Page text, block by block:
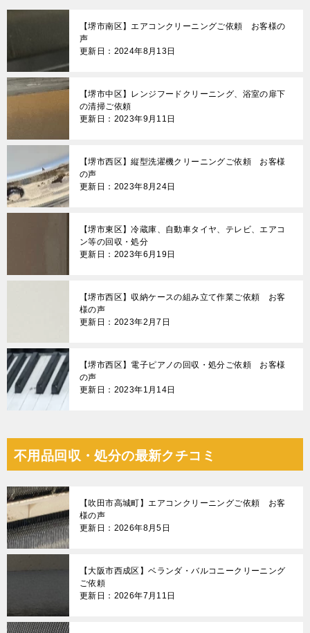
ゲ
シ
ョ
【堺市南区】エアコンクリーニングご依頼 お客様の
声
更新日：2024年8月13日
【堺市中区】レンジフードクリーニング、浴室の扉下
の清掃ご依頼
更新日：2023年9月11日
【堺市西区】縦型洗濯機クリーニングご依頼 お客様
の声
更新日：2023年8月24日
【堺市東区】冷蔵庫、自動車タイヤ、テレビ、エアコ
ン等の回収・処分
更新日：2023年6月19日
【堺市西区】収納ケースの組み立て作業ご依頼 お客
様の声
更新日：2023年2月7日
【堺市西区】電子ピアノの回収・処分ご依頼 お客様
の声
更新日：2023年1月14日
不用品回収・処分の最新クチコミ
【吹田市高城町】エアコンクリーニングご依頼 お客
様の声
更新日：2026年8月5日
【大阪市西成区】ベランダ・バルコニークリーニング
ご依頼
更新日：2026年7月11日